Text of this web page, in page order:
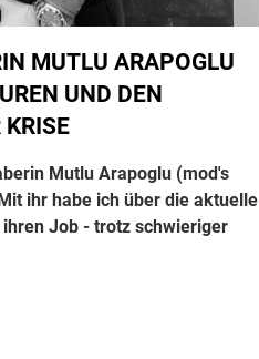
MUTLU ARAPOGLU
UND DEN Z
Mutlu Arapoglu (mod's
ihr habe ich über die aktuelle
Job - trotz schwieriger